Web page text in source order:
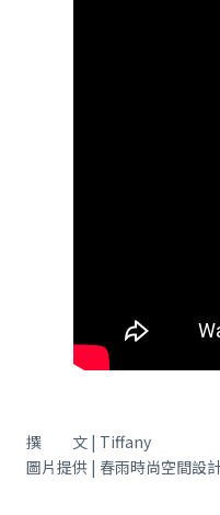
撰 文 | Tiffany
圖片提供 | 春雨時尚空間設